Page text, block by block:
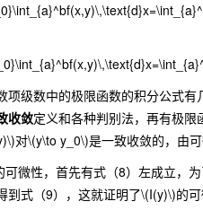
级数中的极限函数的积分公式有
收敛定义和各种判别法，再有极限
对\(y\to y_0\)是一致收敛的，由可
性，首先有式（8）左成立，为
到式（9），这就证明了\(I(y)\)的可